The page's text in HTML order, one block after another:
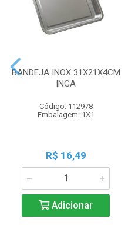
BANDEJA INOX 31X21X4CM
INGA
Código: 112978
Embalagem: 1X1
R$ 16,49
Adicionar